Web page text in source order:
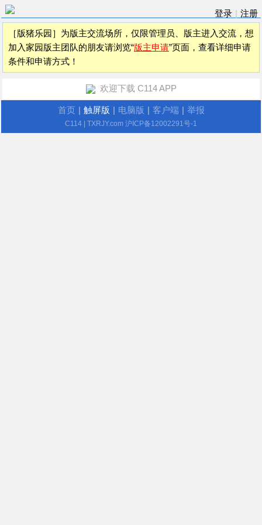
登录 注册
［版猪乐园］为版主交流场所，仅限管理员、版主进入交流，想
加入家园版主团队的朋友请浏览“版主申请”页面，查看详细申请
条件和申请方式！
欢迎下载 C114 APP
首页 触屏版 电脑版 客户端 举报
C114 | TXRJY.com 沪ICP备12002291号-1